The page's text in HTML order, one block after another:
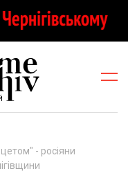
- росіяни